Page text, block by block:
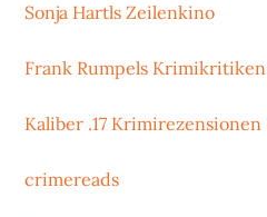
Sonja Hartls Zeilenkino
Frank Rumpels Krimikritiken
Kaliber .17 Krimirezensionen
crimereads